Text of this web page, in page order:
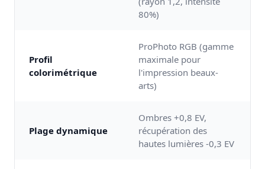
80%)
Profil
colorimétrique
ProPhoto RGB (gamme
maximale pour
l'impression beaux-
arts)
Plage dynamique
Ombres +0,8 EV,
récupération des
hautes lumières -0,3 EV